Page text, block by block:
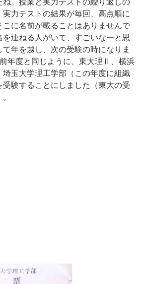
力テストの結果が毎回、高点順に
に名前が載ることはありませんで
を連ねる人がいて、すごいなーと思
年を越し、次の受験の時になりま
年度と同じように、東大理Ⅱ、横浜
玉大学理工学部（この年度に組織
験することにしました（東大の受